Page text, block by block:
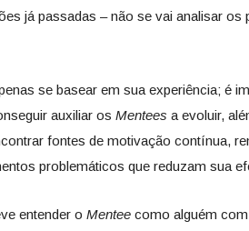
já passadas – não se vai analisar os
se basear em sua experiência; é
auxiliar os Mentees a evoluir,
fontes de motivação contínua,
problemáticos que reduzam sua
entender o Mentee como alguém